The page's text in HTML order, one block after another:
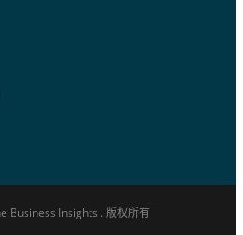
Business Insights . 版权所有